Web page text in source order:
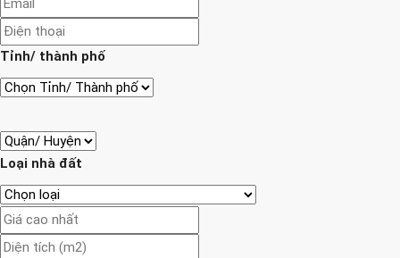
Tỉnh/ thành phố
Loại nhà đất